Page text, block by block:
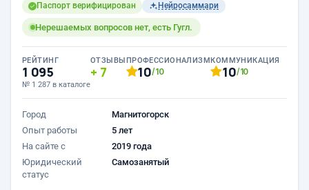
Паспорт верифицирован Нейросаммари
Нерешаемых вопросов нет, есть Гугл.
РЕЙТИНГ
1 095
№ 1 287 в каталоге
ОТЗЫВЫ
7
ПРОФЕССИОНАЛИЗМ
10/10
КОММУНИКАЦИЯ
10/10
Город
Магнитогорск
Опыт работы
5 лет
На сайте с
2019 года
Юридический
статус
Самозанятый